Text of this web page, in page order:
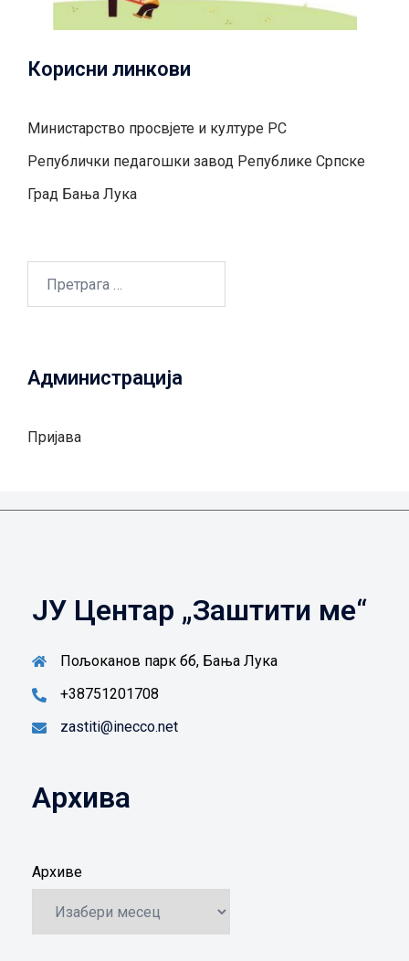
Корисни линкови
Министарство просвјете и културе РС
Републички педагошки завод Републике Српске
Град Бањa Лукa
Администрација
Пријава
ЈУ Центар „Заштити ме“
Пољоканов парк бб, Бања Лука
+38751201708
zastiti@inecco.net
Архива
Архиве